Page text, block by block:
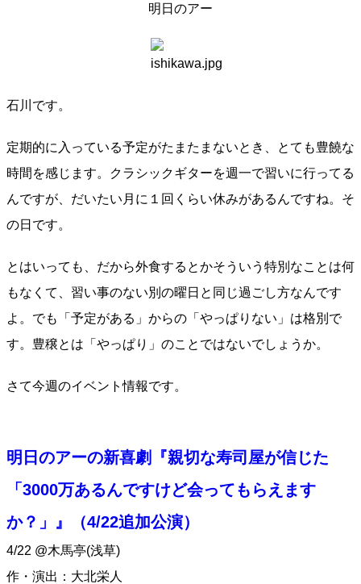
明日のアー
石川です。
定期的に入っている予定がたまたまないとき、とても豊饒な
時間を感じます。クラシックギターを週一で習いに行ってる
んですが、だいたい月に１回くらい休みがあるんですね。そ
の日です。
とはいっても、だから外食するとかそういう特別なことは何
もなくて、習い事のない別の曜日と同じ過ごし方なんです
よ。でも「予定がある」からの「やっぱりない」は格別で
す。豊穣とは「やっぱり」のことではないでしょうか。
さて今週のイベント情報です。
明日のアーの新喜劇『親切な寿司屋が信じた
「3000万あるんですけど会ってもらえます
か？」』（4/22追加公演）
4/22 @木馬亭(浅草)
作・演出：大北栄人